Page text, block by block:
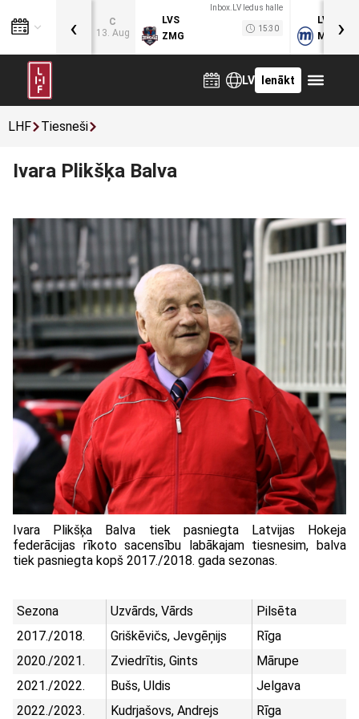
C
13. Aug
Inbox.LV ledus halle
LVS
ZMG
15:30
LVB
MOG
‹ ›
LV Ienākt
LHF Tiesneši
Ivara Plikšķa Balva
Ivara Plikšķa Balva tiek pasniegta Latvijas Hokeja
federācijas rīkoto sacensību labākajam tiesnesim, balva
tiek pasniegta kopš 2017./2018. gada sezonas.
Sezona Uzvārds, Vārds
Pilsēta
2017./2018.
Griškēvičs, Jevgēņijs
Rīga
2020./2021.
Zviedrītis, Gints
Mārupe
2021./2022.
Bušs, Uldis
Jelgava
2022./2023.
Kudrjašovs, Andrejs
Rīga